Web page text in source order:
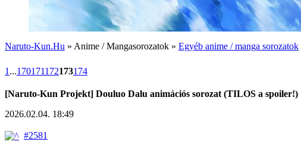
Naruto-Kun.Hu » Anime / Mangasorozatok » Egyéb anime / manga sorozatok
1 ...170171172173174
[Naruto-Kun Projekt] Douluo Dalu animációs sorozat (TILOS a spoiler!)
2026.02.04. 18:49
#2581